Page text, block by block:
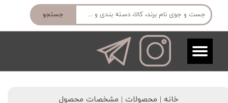
جستجو
خانه | محصولات | مشخصات محصول